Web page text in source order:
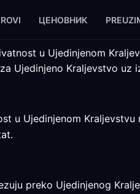
ЦЕНОВНИК
u Ujedinjenom
Ujedinjeno Kraljevstvo uz
u Ujedinjenom
preko Ujedinjenog